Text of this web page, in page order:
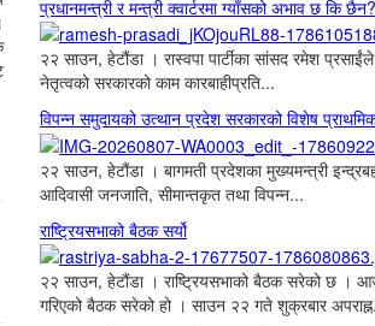
प्रधानमन्त्री र मन्त्री क्वार्टरमा ग्याँसको अभाव छ कि
२२ साउन, हेटौंडा । रास्वपा पार्टीका सांसद रमेश
नेतृत्वको सरकारको काम कारबाहीप्रति...
विपन्न समुदायको उत्थान प्रदेश सरकारको विशेष
२२ साउन, हेटौंडा । बागमती प्रदेशका मुख्यमन्त्री
आदिवासी जनजाति, सीमान्तकृत तथा विपन्न...
राष्ट्रियसभाको बैठक सर्यो
२२ साउन, हेटौंडा । राष्ट्रियसभाको बैठक सरेको छ ।
गरिएको बैठक सरेको हो । साउन २२ गते शुक्रबार